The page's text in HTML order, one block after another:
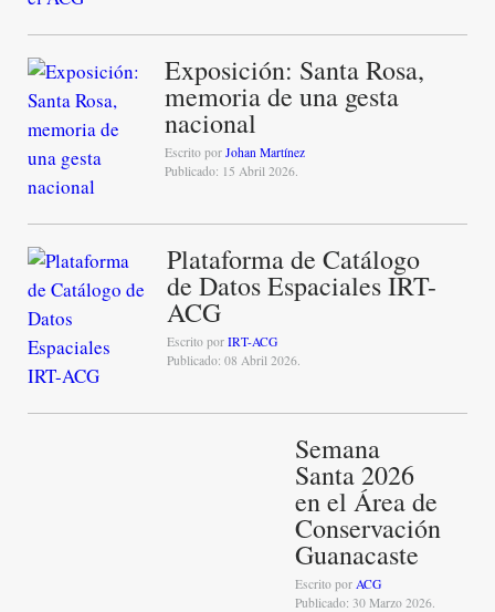
Exposición: Santa Rosa,
memoria de una gesta
nacional
Escrito por Johan Martínez
Publicado: 15 Abril 2026.
Plataforma de Catálogo
de Datos Espaciales IRT-
ACG
Escrito por IRT-ACG
Publicado: 08 Abril 2026.
Semana
Santa 2026
en el Área de
Conservación
Guanacaste
Escrito por ACG
Publicado: 30 Marzo 2026.